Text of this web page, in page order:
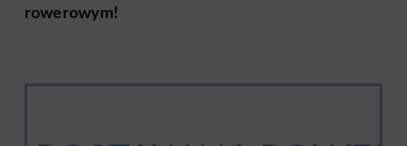
rowerowym!